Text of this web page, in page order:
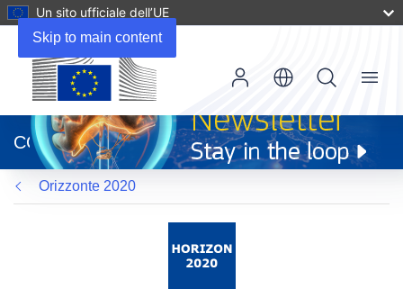
Skip to main content
Un sito ufficiale dell’UE
apre
in
una
nuova
finestra)
CORDIS
Menu
Orizzonte 2020